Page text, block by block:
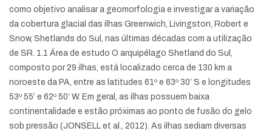
como objetivo analisar a geomorfologia e investigar a variação
da cobertura glacial das ilhas Greenwich, Livingston, Robert e
Snow, Shetlands do Sul, nas últimas décadas com a utilização
de SR. 1.1 Área de estudo O arquipélago Shetland do Sul,
composto por 29 ilhas, está localizado cerca de 130 km a
noroeste da PA, entre as latitudes 61º e 63º 30’ S e longitudes
53º 55’ e 62º 50’ W. Em geral, as ilhas possuem baixa
continentalidade e estão próximas ao ponto de fusão do gelo
sob pressão (JONSELL et al., 2012). As ilhas sediam diversas